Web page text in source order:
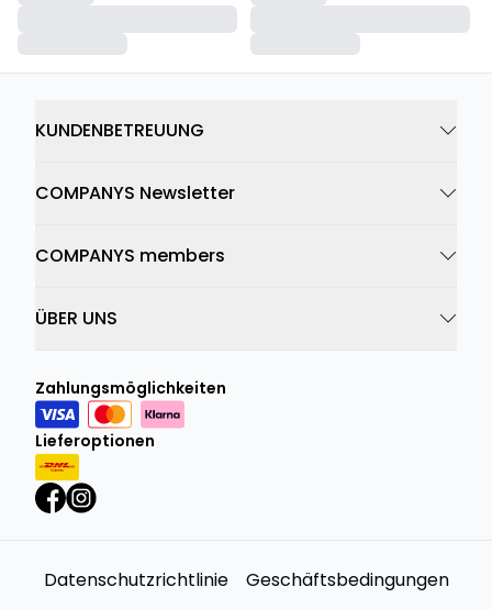
KUNDENBETREUUNG
COMPANYS Newsletter
COMPANYS members
ÜBER UNS
Zahlungsmöglichkeiten
Lieferoptionen
Datenschutzrichtlinie Geschäftsbedingungen